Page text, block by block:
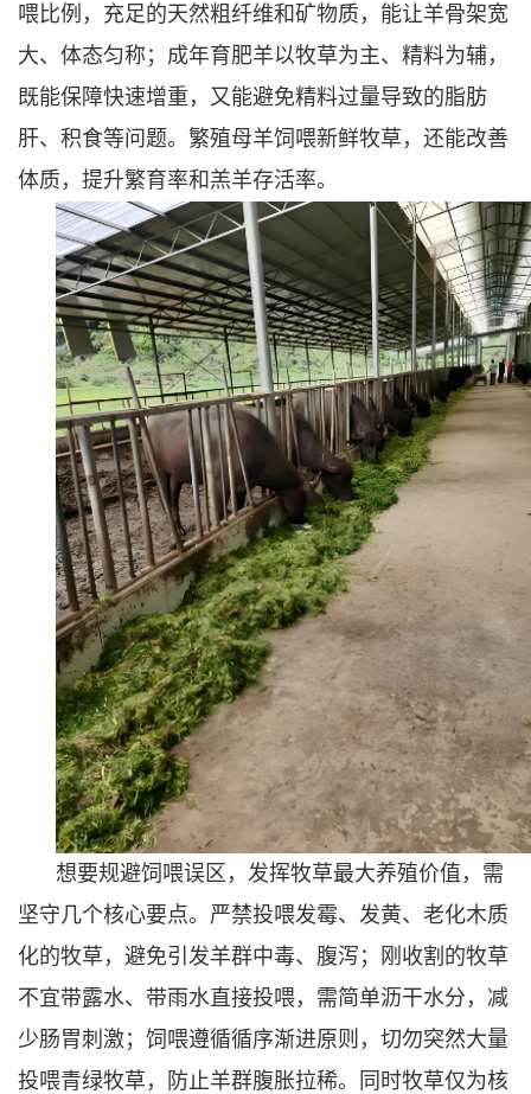
喂比例，充足的天然粗纤维和矿物质，能让羊骨架宽
大、体态匀称；成年育肥羊以牧草为主、精料为辅，
既能保障快速增重，又能避免精料过量导致的脂肪
肝、积食等问题。繁殖母羊饲喂新鲜牧草，还能改善
体质，提升繁育率和羔羊存活率。
想要规避饲喂误区，发挥牧草最大养殖价值，需
坚守几个核心要点。严禁投喂发霉、发黄、老化木质
化的牧草，避免引发羊群中毒、腹泻；刚收割的牧草
不宜带露水、带雨水直接投喂，需简单沥干水分，减
少肠胃刺激；饲喂遵循循序渐进原则，切勿突然大量
投喂青绿牧草，防止羊群腹胀拉稀。同时牧草仅为核